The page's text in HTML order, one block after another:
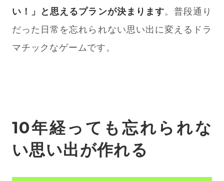
い！」と思えるプランが決まります。普段通り
だった日常を忘れられない思い出に変えるドラ
マチックなゲームです。
10年経っても忘れられな
い思い出が作れる